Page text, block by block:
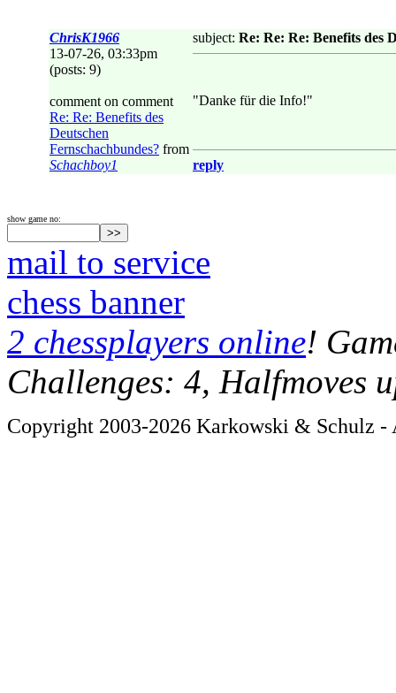
ChrisK1966
13-07-26, 03:33pm
(posts: 9)
comment on comment
Re: Re: Benefits des
Deutschen
Fernschachbundes? from
Schachboy1
subject: Re: Re: Re: Benefits des
"Danke für die Info!"
reply
show game no:
mail to service
chess banner
2 chessplayers online!
Challenges: 4, Halfmoves
Copyright 2003-2026 Karkowski & Schulz